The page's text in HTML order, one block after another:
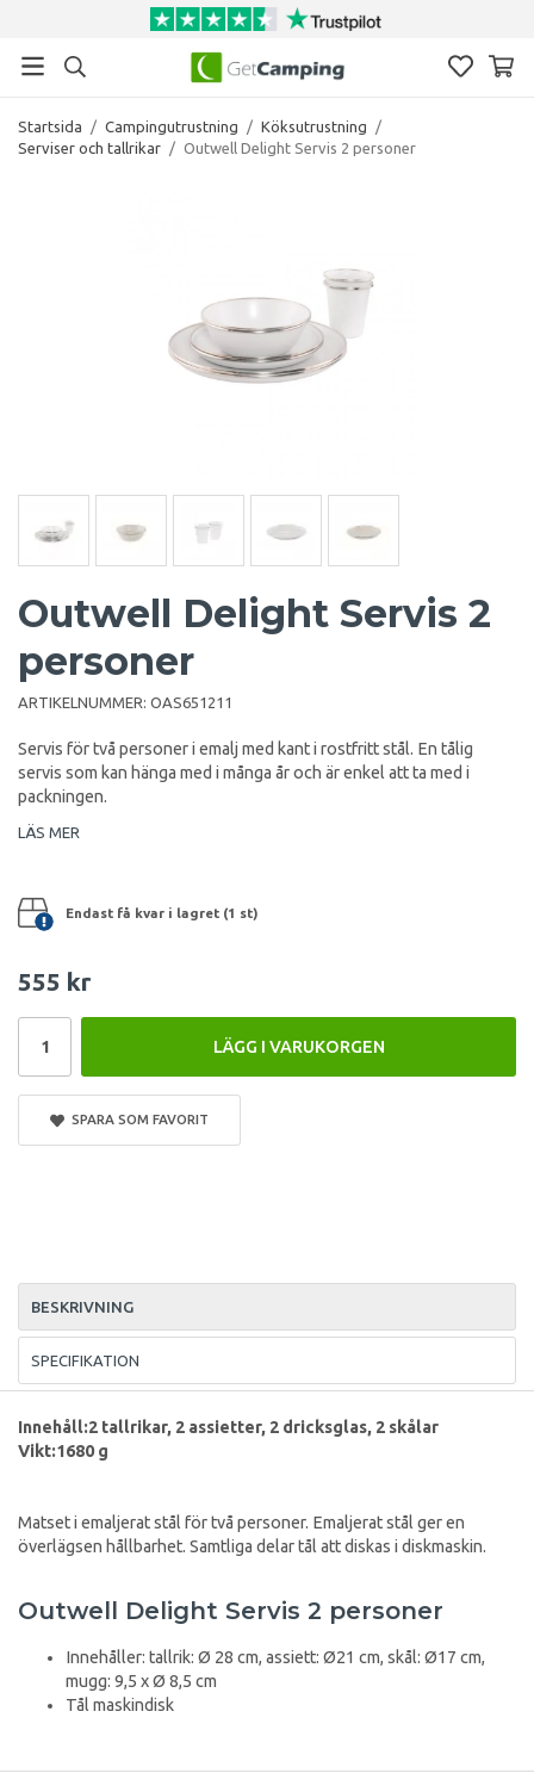
Startsida / Campingutrustning / Köksutrustning
/
Serviser och tallrikar / Outwell Delight Servis 2 personer
Outwell Delight Servis 2
personer
ARTIKELNUMMER: OAS651211
Servis för två personer i emalj med kant i rostfritt stål. En tålig
servis som kan hänga med i många år och är enkel att ta med i
packningen.
LÄS MER
Endast få kvar i lagret (1 st)
555 kr
LÄGG I VARUKORGEN
SPARA SOM FAVORIT
BESKRIVNING
SPECIFIKATION
Innehåll:2 tallrikar, 2 assietter, 2 dricksglas, 2 skålar
Vikt:1680 g
Matset i emaljerat stål för två personer. Emaljerat stål ger en
överlägsen hållbarhet. Samtliga delar tål att diskas i diskmaskin.
Outwell Delight Servis 2 personer
Innehåller: tallrik: Ø 28 cm, assiett: Ø21 cm, skål: Ø17 cm,
mugg: 9,5 x Ø 8,5 cm
Tål maskindisk